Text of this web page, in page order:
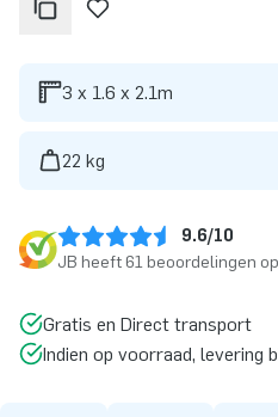
3 x 1.6 x 2.1m
22 kg
9.6/10
JB heeft 61 beoordelingen
Gratis en Direct transport
Indien op voorraad, levering